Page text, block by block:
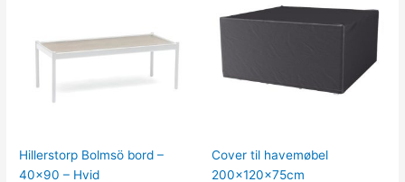
Hillerstorp Bolmsö bord –
40×90 – Hvid
Cover til havemøbel
200x120x75cm